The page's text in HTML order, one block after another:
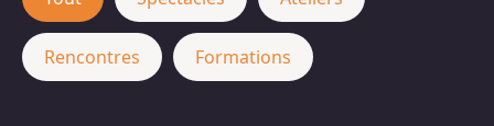
Rencontres Formations